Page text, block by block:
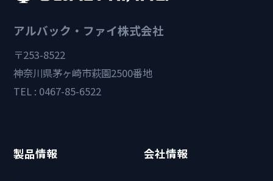
アルバック・ファイ株式会社
〒253-8522
神奈川県茅ヶ崎市萩園2500番地
TEL : 0467-85-6522
製品情報 会社情報